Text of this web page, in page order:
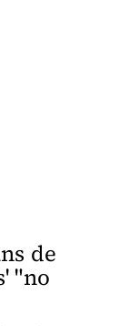
de
"no